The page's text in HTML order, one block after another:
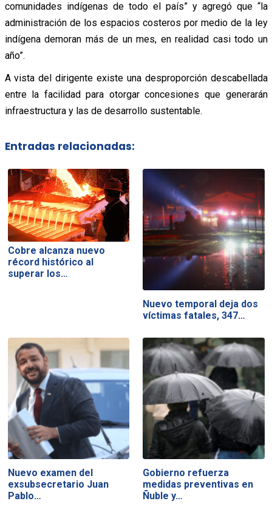
comunidades indígenas de todo el país” y agregó que “la
administración de los espacios costeros por medio de la ley
indígena demoran más de un mes, en realidad casi todo un
año”.
A vista del dirigente existe una desproporción descabellada
entre la facilidad para otorgar concesiones que generarán
infraestructura y las de desarrollo sustentable.
Entradas relacionadas:
Cobre alcanza nuevo
récord histórico al
superar los…
Nuevo temporal deja dos
víctimas fatales, 347…
Nuevo examen del
exsubsecretario Juan
Pablo…
Gobierno refuerza
medidas preventivas en
Ñuble y…